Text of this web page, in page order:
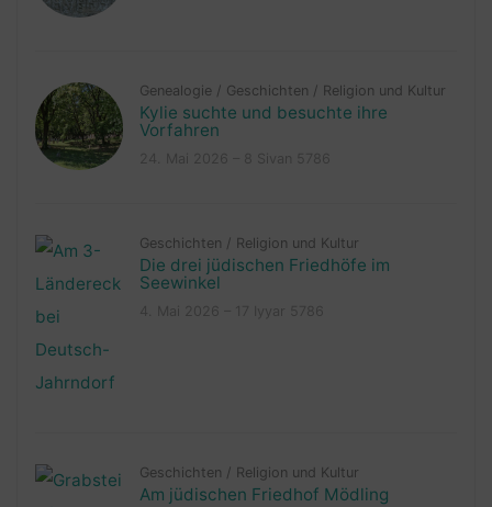
Genealogie / Geschichten / Religion und Kultur
Kylie suchte und besuchte ihre
Vorfahren
Geschichten / Religion und Kultur
Die drei jüdischen Friedhöfe im
Seewinkel
Geschichten / Religion und Kultur
Am jüdischen Friedhof Mödling